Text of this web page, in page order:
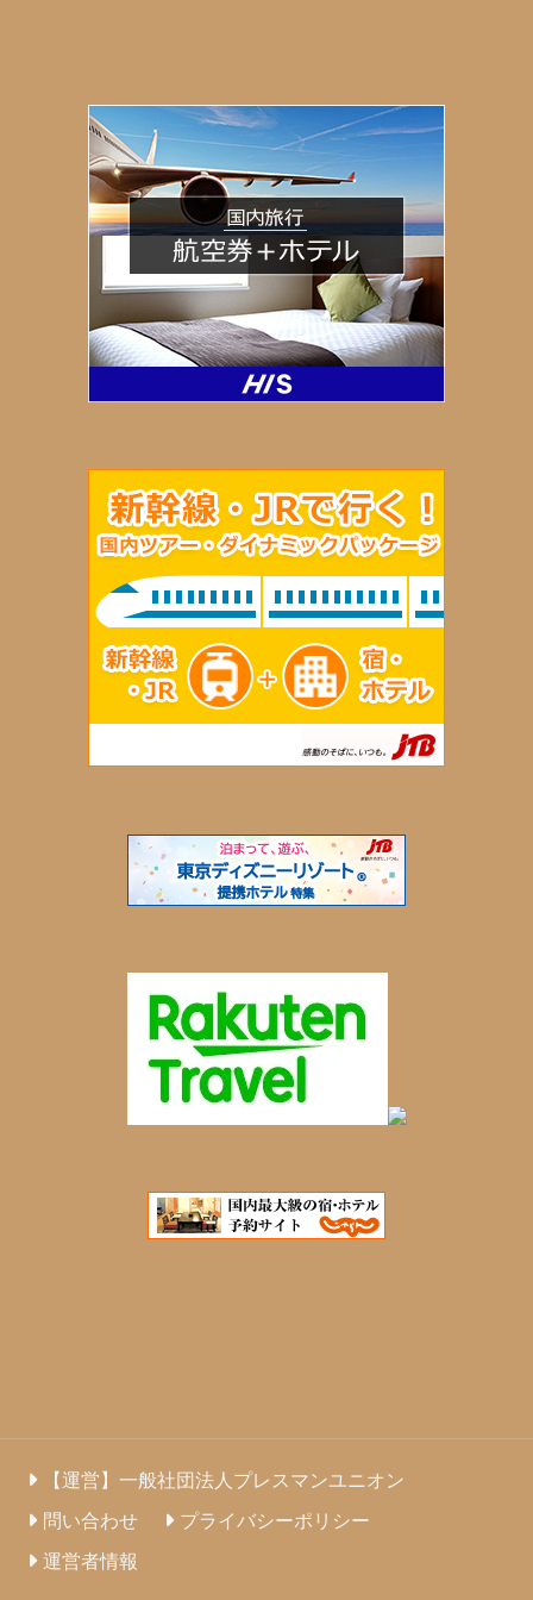
【運営】一般社団法人プレスマンユニオン
問い合わせ
プライバシーポリシー
運営者情報